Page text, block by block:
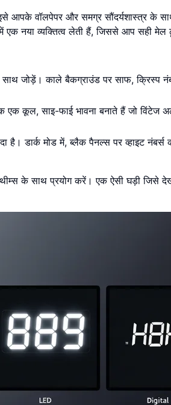
वॉलपेपर और समग्र सौंदर्यशास्त्र के साथ
में एक नया व्यक्तित्व लेती हैं, जिससे आप सही
साथ जोड़ें। काले बैकग्राउंड पर साफ, क्रिस्प
कूल, साइ-फाई भावना बनाते हैं जो विंटेज
है। डार्क मोड में, ब्लैक पैनल्स पर व्हाइट नंबर्स
के साथ प्रयोग करें। एक ऐसी घड़ी जिसे